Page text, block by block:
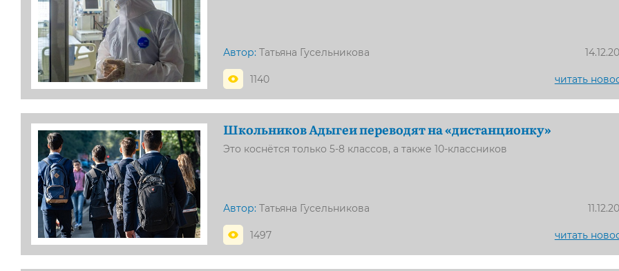
Автор: Татьяна Гусельникова
1140 читать
Школьников Адыгеи переводят на «дистанционку»
Это коснётся только 5-8 классов, а также 10-классников
Автор: Татьяна Гусельникова
1497 читать